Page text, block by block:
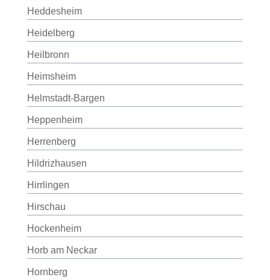
Heddesheim
Heidelberg
Heilbronn
Heimsheim
Helmstadt-Bargen
Heppenheim
Herrenberg
Hildrizhausen
Hirrlingen
Hirschau
Hockenheim
Horb am Neckar
Hornberg